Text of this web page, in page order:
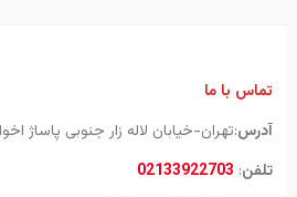
تماس با ما
آدرس:تهران-خیابان لاله زار جنوبی پاساژ
تلفن:
02133922703